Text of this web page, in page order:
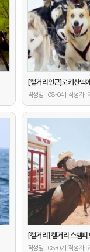
[캘거리인근]로키산맥
작성일 : 08-04 | 작성자 :
[캘거리] 캘거리 스탬피
작성일 : 08-02 | 작성자 :